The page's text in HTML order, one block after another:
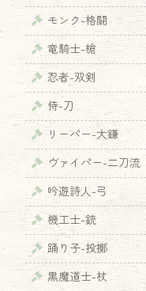
モンク-格闘
竜騎士-槍
忍者-双剣
侍-刀
リーパー-大鎌
ヴァイパー-二刀流
吟遊詩人-弓
機工士-銃
踊り子-投擲
黒魔道士-杖